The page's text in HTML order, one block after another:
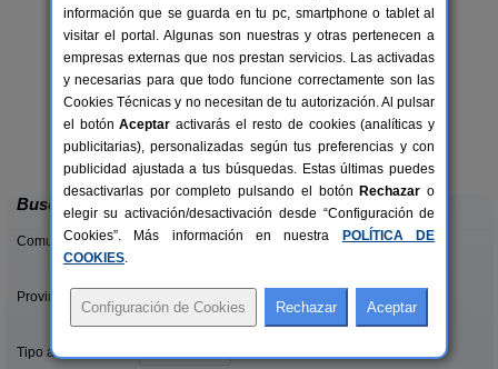
6 pers.
desde15 €
AguaBlanca I
Benizar (Murcia)
Buscar
Comunidades:
Provincias/Islas:
Tipo alquiler:
información que se guarda en tu pc, smartphone o tablet al
visitar el portal. Algunas son nuestras y otras pertenecen a
empresas externas que nos prestan servicios. Las activadas
y necesarias para que todo funcione correctamente son las
Cookies Técnicas y no necesitan de tu autorización. Al pulsar
el botónAceptar activarás el resto de cookies (analíticas y
publicitarias), personalizadas según tus preferencias y con
publicidad ajustada a tus búsquedas. Estas últimas puedes
desactivarlas por completo pulsando el botón Rechazar o
elegir su activación/desactivación desde “Configuración de
Cookies”. Más información en nuestra
POLÍTICA DE
COOKIES.